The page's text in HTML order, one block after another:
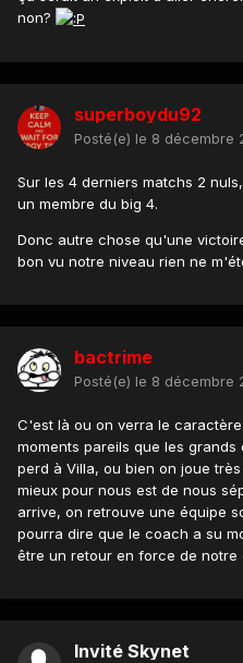
non?
superboydu92
Posté(e) le 8 décembre
Sur les 4 derniers matchs 2
un membre du big 4.
Donc autre chose qu'une
bon vu notre niveau rien ne
bactrime
Posté(e) le 8 décembre
C'est là ou on verra le
moments pareils que les
perd à Villa, ou bien on joue
mieux pour nous est de nous
arrive, on retrouve une équipe
pourra dire que le coach a su
être un retour en force de notre
Invité Skynet